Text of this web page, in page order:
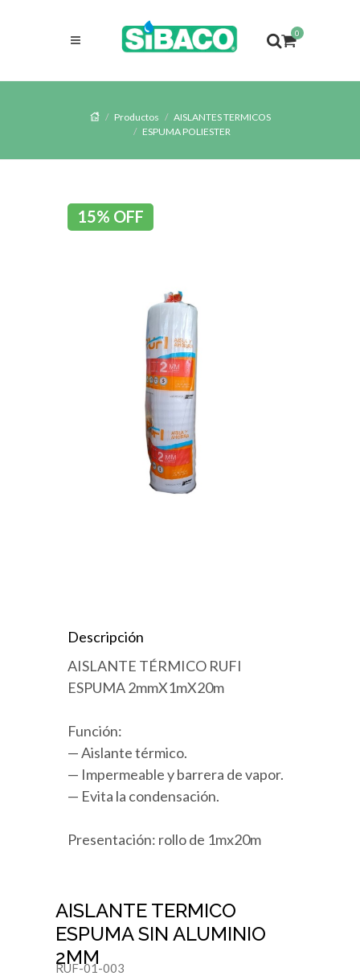
0
Productos
AISLANTES TERMICOS
ESPUMA POLIESTER
15% OFF
Descripción
AISLANTE TÉRMICO RUFI
ESPUMA 2mmX1mX20m
Función:
— Aislante térmico.
— Impermeable y barrera de vapor.
— Evita la condensación.
Presentación: rollo de 1mx20m
AISLANTE TERMICO
ESPUMA SIN ALUMINIO
2MM
RUF-01-003